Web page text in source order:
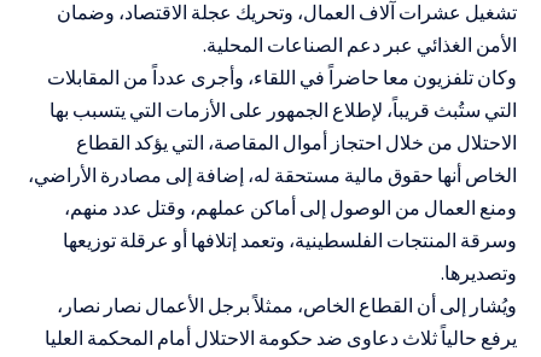
تشغيل عشرات آلاف العمال، وتحريك عجلة الاقتصاد، وضمان
الأمن الغذائي عبر دعم الصناعات المحلية.
وكان تلفزيون معا حاضراً في اللقاء، وأجرى عدداً من المقابلات
التي ستُبث قريباً، لإطلاع الجمهور على الأزمات التي يتسبب بها
الاحتلال من خلال احتجاز أموال المقاصة، التي يؤكد القطاع
الخاص أنها حقوق مالية مستحقة له، إضافة إلى مصادرة الأراضي،
ومنع العمال من الوصول إلى أماكن عملهم، وقتل عدد منهم،
وسرقة المنتجات الفلسطينية، وتعمد إتلافها أو عرقلة توزيعها
وتصديرها.
ويُشار إلى أن القطاع الخاص، ممثلاً برجل الأعمال نصار نصار،
يرفع حالياً ثلاث دعاوى ضد حكومة الاحتلال أمام المحكمة العليا